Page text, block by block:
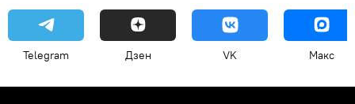
Telegram Дзен VK Макс